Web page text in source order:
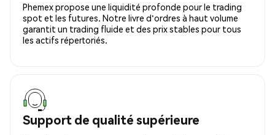
Phemex propose une liquidité profonde pour le trading
spot et les futures. Notre livre d'ordres à haut volume
garantit un trading fluide et des prix stables pour tous
les actifs répertoriés.
Support de qualité supérieure